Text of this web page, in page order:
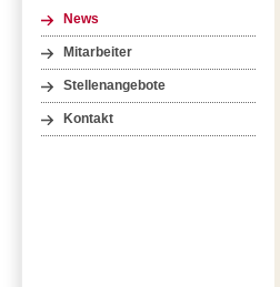
News
Mitarbeiter
Stellenangebote
Kontakt